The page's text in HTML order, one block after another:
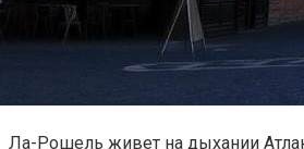
Ла-Рошель живет на дыхании